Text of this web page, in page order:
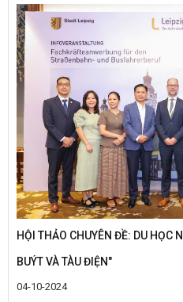
HỘI THẢO CHUYÊN ĐỀ: DU HỌC
BUÝT VÀ TÀU ĐIỆN"
04-10-2024